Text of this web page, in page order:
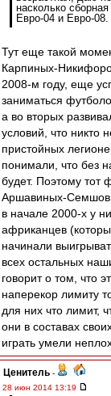
насколько
Евро-04 и Евро-08.
Тут еще такой
Карпиных-
2008-м году, еще
заниматься
а во вторых
условий, что никто
пристойных
понимали, что без
будет. Поэтому тот
Аршавиных-
в начале 2000-х у
африканцев
начинали
всех остальных
говорит о том, что
наперекор лимиту
для них что лимит,
они в составах
играть умели
Ценитель -
28 июн 2014 13:19